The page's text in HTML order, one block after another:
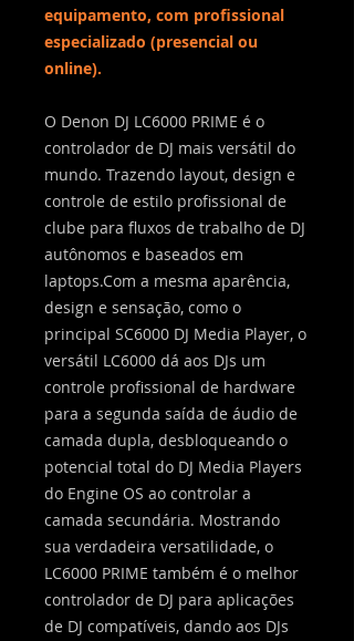
equipamento, com profissional
especializado (presencial ou
online).
O Denon DJ LC6000 PRIME é o
controlador de DJ mais versátil do
mundo. Trazendo layout, design e
controle de estilo profissional de
clube para fluxos de trabalho de DJ
autônomos e baseados em
laptops.Com a mesma aparência,
design e sensação, como o
principal SC6000 DJ Media Player, o
versátil LC6000 dá aos DJs um
controle profissional de hardware
para a segunda saída de áudio de
camada dupla, desbloqueando o
potencial total do DJ Media Players
do Engine OS ao controlar a
camada secundária. Mostrando
sua verdadeira versatilidade, o
LC6000 PRIME também é o melhor
controlador de DJ para aplicações
de DJ compatíveis, dando aos DJs